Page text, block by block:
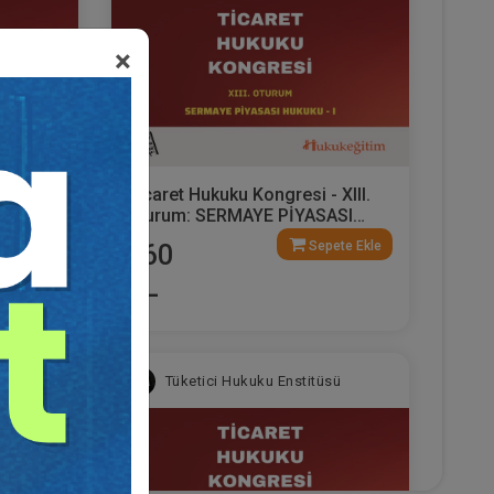
×
Ekle
Ticaret Hukuku Kongresi - XIII.
Oturum: SERMAYE PİYASASI
HUKUKU - I Video Kaydı
360
TL
Sepete Ekle
Tüketici Hukuku Enstitüsü